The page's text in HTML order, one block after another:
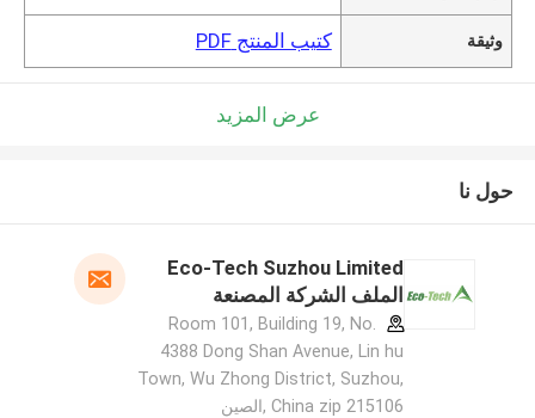
وثيقة كتيب المنتج PDF
عرض المزيد
حول نا
Eco-Tech Suzhou Limited
الملف الشركة المصنعة
Room 101, Building 19, No.
4388 Dong Shan Avenue, Lin hu
Town, Wu Zhong District, Suzhou,
China zip 215106 ,الصين